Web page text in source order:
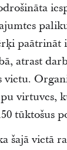
paātrināt
atrast
vietu.
virtuves,
tūktošus
šajā vietā